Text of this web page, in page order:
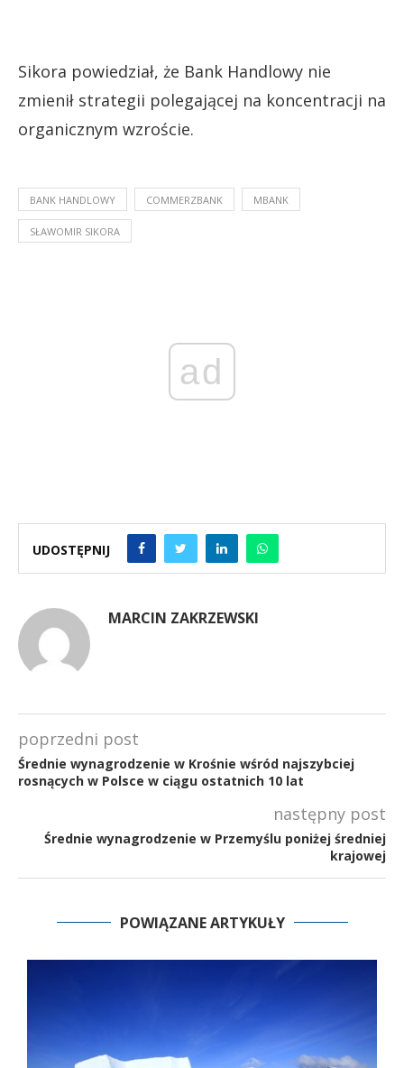
Sikora powiedział, że Bank Handlowy nie
zmienił strategii polegającej na koncentracji na
organicznym wzroście.
BANK HANDLOWY COMMERZBANK MBANK
SŁAWOMIR SIKORA
ad
UDOSTĘPNIJ
MARCIN ZAKRZEWSKI
poprzedni post
Średnie wynagrodzenie w Krośnie wśród najszybciej
rosnących w Polsce w ciągu ostatnich 10 lat
następny post
Średnie wynagrodzenie w Przemyślu poniżej średniej
krajowej
POWIĄZANE ARTYKUŁY